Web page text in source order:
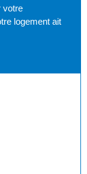
votre
logement ait